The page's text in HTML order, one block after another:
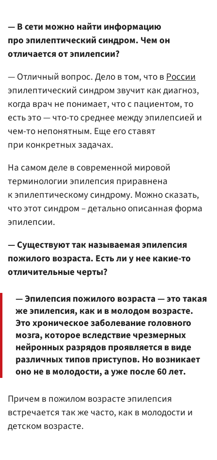
— В сети можно найти информацию
про эпилептический синдром. Чем он
отличается от эпилепсии?
— Отличный вопрос. Дело в том, что вРоссии
эпилептический синдром звучит как диагноз,
когда врач не понимает, что с пациентом, то
есть это — что-то среднее между эпилепсией и
чем-то непонятным. Еще его ставят
при конкретных задачах.
На самом деле в современной мировой
терминологии эпилепсия приравнена
к эпилептическому синдрому. Можно сказать,
что этот синдром – детально описанная форма
эпилепсии.
— Существуют так называемая эпилепсия
пожилого возраста. Есть ли у нее какие-то
отличительные черты?
— Эпилепсия пожилого возраста — это такая
же эпилепсия, как и в молодом возрасте.
Это хроническое заболевание головного
мозга, которое вследствие чрезмерных
нейронных разрядов проявляется в виде
различных типов приступов. Но возникает
оно не в молодости, а уже после 60 лет.
Причем в пожилом возрасте эпилепсия
встречается так же часто, как в молодости и
детском возрасте.